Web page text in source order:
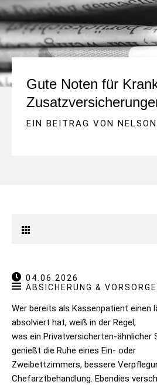
Gute Noten für
EIN BEITRAG VON
04.06.2026
ABSICHERUNG & VORSORGE
Wer bereits als Kassenpatient einen
absolviert hat, weiß in der Regel,
was ein Privatversicherten-ähnlicher
genießt die Ruhe eines Ein- oder
Zweibettzimmers, bessere
Chefarztbehandlung. Ebendies